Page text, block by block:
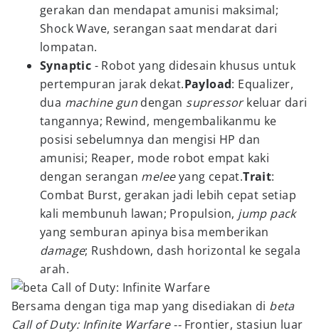
gerakan dan mendapat amunisi maksimal;
Shock Wave, serangan saat mendarat dari
lompatan.
Synaptic - Robot yang didesain khusus untuk
pertempuran jarak dekat.Payload: Equalizer,
dua machine gun dengan supressorkeluar dari
tangannya; Rewind, mengembalikanmu ke
posisi sebelumnya dan mengisi HP dan
amunisi; Reaper, mode robot empat kaki
dengan serangan meleeyang cepat.Trait:
Combat Burst, gerakan jadi lebih cepat setiap
kali membunuh lawan; Propulsion, jump pack
yang semburan apinya bisa memberikan
damage; Rushdown, dash horizontal ke segala
arah.
Bersama dengan tiga map yang disediakan di beta
Call of Duty: Infinite Warfare -- Frontier, stasiun luar